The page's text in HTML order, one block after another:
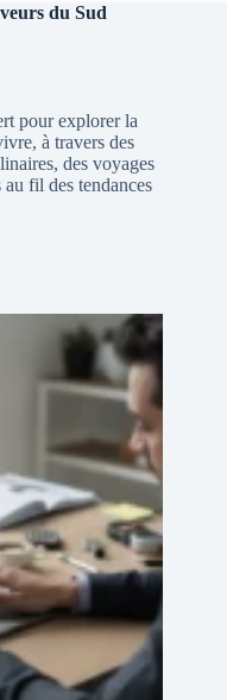
du Sud
pour explorer la
à travers des
des voyages
fil des tendances